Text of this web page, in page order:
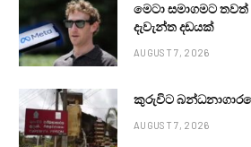
මෙටා සමාගමට
දැවැන්ත දඩයක්
AUGUST 7, 2026
කුරුවිට
AUGUST 7, 2026